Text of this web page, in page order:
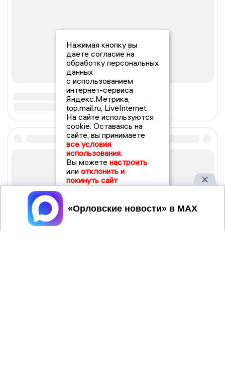
Нажимая кнопку вы
даете согласие на
обработку персональных
данных
с использованием
интернет-сервиса
Яндекс.Метрика,
top.mail.ru, LiveInternet.
На сайте используются
cookie. Оставаясь на
сайте, вы принимаете
все условия
использования.
Вы можете настроить
или отклонить и
покинуть сайт
Принять